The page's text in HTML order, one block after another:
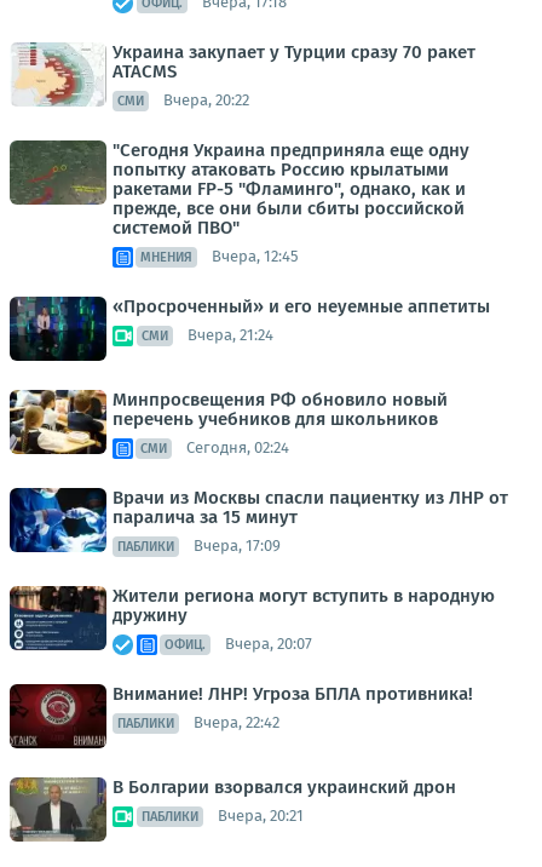
Украина закупает у Турции сразу 70 ракет
ATACMS
СМИ Вчера, 20:22
"Сегодня Украина предприняла еще одну
попытку атаковать Россию крылатыми
ракетами FP-5 "Фламинго", однако, как и
прежде, все они были сбиты российской
системой ПВО"
МНЕНИЯ Вчера, 12:45
«Просроченный» и его неуемные аппетиты
СМИ Вчера, 21:24
Минпросвещения РФ обновило новый
перечень учебников для школьников
СМИ Сегодня, 02:24
Врачи из Москвы спасли пациентку из ЛНР от
паралича за 15 минут
ПАБЛИКИ Вчера, 17:09
Жители региона могут вступить в народную
дружину
ОФИЦ. Вчера, 20:07
Внимание! ЛНР! Угроза БПЛА противника!
ПАБЛИКИ Вчера, 22:42
В Болгарии взорвался украинский дрон
ПАБЛИКИ Вчера, 20:21